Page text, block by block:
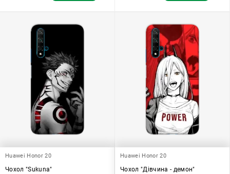
Huawei Honor 20
Чохол "Sukuna"
Huawei Honor 20
Чохол "Дівчина - демон"